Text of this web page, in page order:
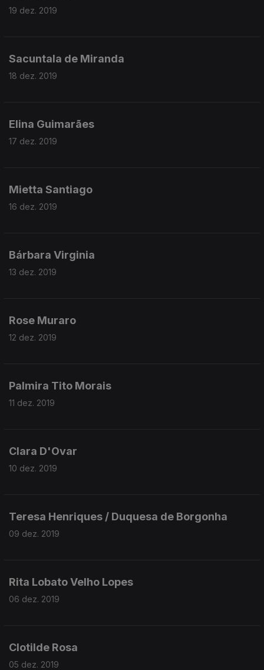
19 dez. 2019
Sacuntala de Miranda
18 dez. 2019
Elina Guimarães
17 dez. 2019
Mietta Santiago
16 dez. 2019
Bárbara Virginia
13 dez. 2019
Rose Muraro
12 dez. 2019
Palmira Tito Morais
11 dez. 2019
Clara D'Ovar
10 dez. 2019
Teresa Henriques / Duquesa de Borgonha
09 dez. 2019
Rita Lobato Velho Lopes
06 dez. 2019
Clotilde Rosa
05 dez. 2019